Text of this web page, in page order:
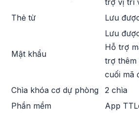
trợ vị trí
Thẻ từ
Lưu
Mật khẩu
Lưu
Hỗ trợ
trợ thêm
cuối mã
Chìa khóa cơ dự phòng
2 chìa
Phần mềm
App